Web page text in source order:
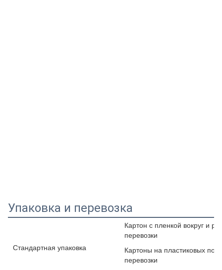
Упаковка и перевозка
Стандартная упаковка
Картон с пленкой вокруг и
перевозки
Картоны на пластиковых
перевозки